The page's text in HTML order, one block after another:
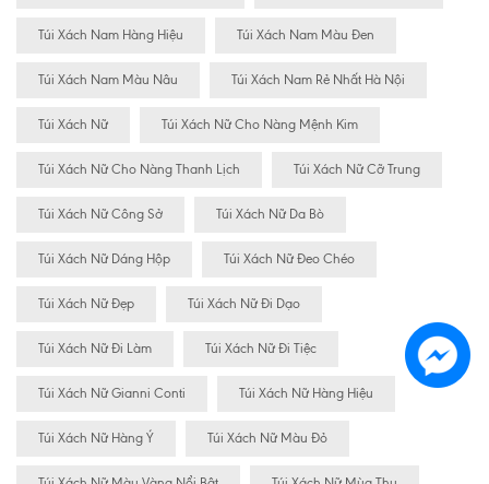
Túi Xách Nam Hàng Hiệu Túi Xách Nam Màu Đen
Túi Xách Nam Màu Nâu Túi Xách Nam Rẻ Nhất Hà Nội
Túi Xách Nữ Túi Xách Nữ Cho Nàng Mệnh Kim
Túi Xách Nữ Cho Nàng Thanh Lịch Túi Xách Nữ Cỡ Trung
Túi Xách Nữ Công Sở Túi Xách Nữ Da Bò
Túi Xách Nữ Dáng Hộp Túi Xách Nữ Đeo Chéo
Túi Xách Nữ Đẹp Túi Xách Nữ Đi Dạo
Túi Xách Nữ Đi Làm Túi Xách Nữ Đi Tiệc
Túi Xách Nữ Gianni Conti Túi Xách Nữ Hàng Hiệu
Túi Xách Nữ Hàng Ý Túi Xách Nữ Màu Đỏ